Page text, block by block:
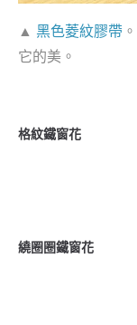
▲ 黑色菱紋膠帶
它的美。
格紋鐵窗花
繞圈圈鐵窗花